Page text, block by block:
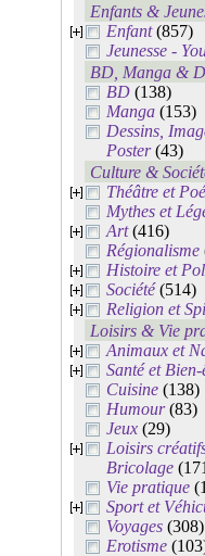
Enfants &
Enfant(857)
Jeunesse -
BD, Manga &
BD (138)
Manga (153)
Dessins,
Poster(43)
Culture &
Théâtre et
Mythes et
Art(416)
Régionalisme
Histoire et
Société(514)
Religion et
Loisirs & Vie
Animaux et
Santé et Bien-
Cuisine (138)
Humour(83)
Jeux (29)
Loisirs
Bricolage
Vie pratique
Sport et
Voyages (308)
Erotisme